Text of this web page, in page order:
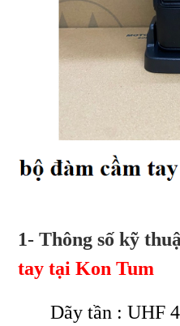
1- Thông số kỹ
tay tại Kon Tum
Dãy tần : UHF